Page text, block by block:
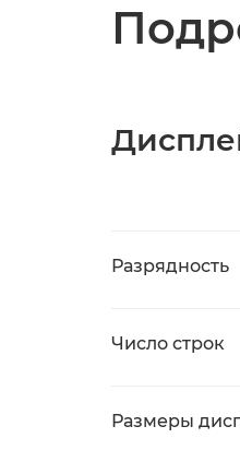
Разрядность
Число строк
Размеры